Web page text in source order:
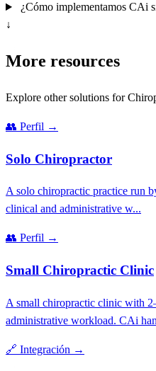
¿Cómo implementamos CAi
↓
More resources
Explore other solutions for
👥 Perfil →
Solo Chiropractor
A solo chiropractic practice run
clinical and administrative w...
👥 Perfil →
Small Chiropractic Clinic
A small chiropractic clinic with
administrative workload. CAi
🔗 Integración →